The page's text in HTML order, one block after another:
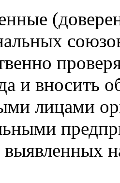
и вносить
лицами
выявленных